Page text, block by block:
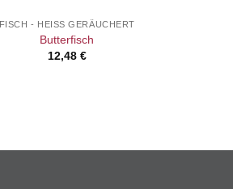
FISCH - HEISS GERÄUCHERT
Butterfisch
12,48 €